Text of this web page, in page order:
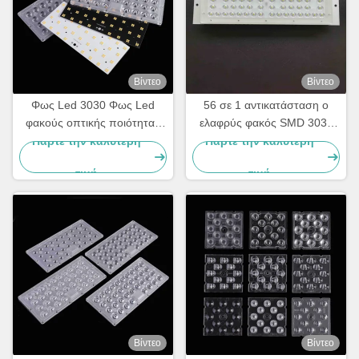
Βίντεο
Φως Led 3030 Φως Led
φακούς οπτικής ποιότητας
PC 60Degree γωνία δέσμης
Πάρτε την καλύτερη
τιμή
Βίντεο
56 σε 1 αντικατάσταση ο
ελαφρύς φακός SMD 3030
οδήγησε το βαθμό ενότητας
Πάρτε την καλύτερη
τιμή
Βίντεο Βίντεο